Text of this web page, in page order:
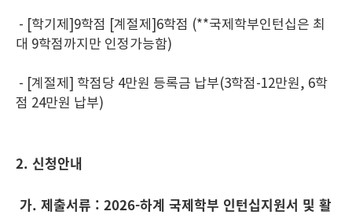
- [학기제]9학점 [계절제]6학점 (**국제학부인턴십은 최
대 9학점까지만 인정가능함)
- [계절제] 학점당 4만원 등록금 납부(3학점-12만원, 6학
점 24만원 납부)
2. 신청안내
가. 제출서류 : 2026-하계 국제학부 인턴십지원서 및 활